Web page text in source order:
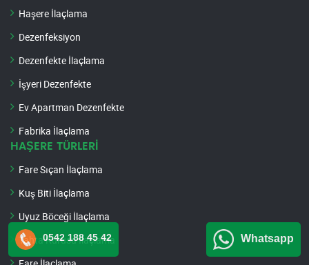
Haşere İlaçlama
Dezenfeksiyon
Dezenfekte İlaçlama
İşyeri Dezenfekte
Ev Apartman Dezenfekte
Fabrika İlaçlama
HAŞERE TÜRLERİ
Fare Sıçan İlaçlama
Kuş Biti İlaçlama
Uyuz Böceği İlaçlama
Tahta Kurusu İlaçlama
0542 188 45 42 Whatsapp